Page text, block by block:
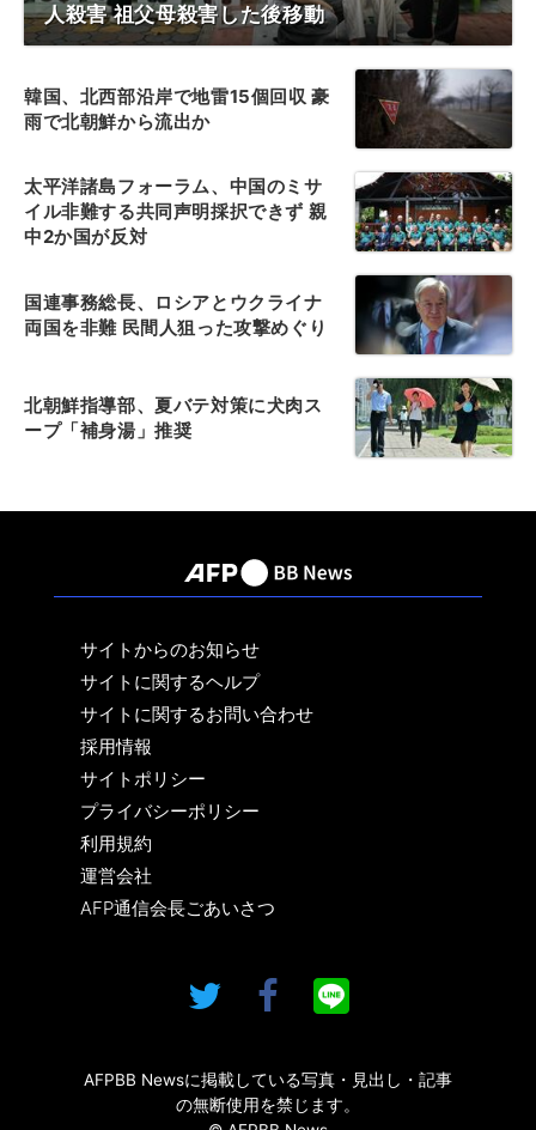
人殺害 祖父母殺害した後移動
韓国、北西部沿岸で地雷15個回収 豪
雨で北朝鮮から流出か
太平洋諸島フォーラム、中国のミサ
イル非難する共同声明採択できず 親
中2か国が反対
国連事務総長、ロシアとウクライナ
両国を非難 民間人狙った攻撃めぐり
北朝鮮指導部、夏バテ対策に犬肉ス
ープ「補身湯」推奨
サイトからのお知らせ
サイトに関するヘルプ
サイトに関するお問い合わせ
採用情報
サイトポリシー
プライバシーポリシー
利用規約
運営会社
AFP通信会長ごあいさつ
AFPBB Newsに掲載している写真・見出し・記事
の無断使用を禁じます。